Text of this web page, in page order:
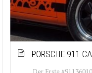
PORSCHE 911